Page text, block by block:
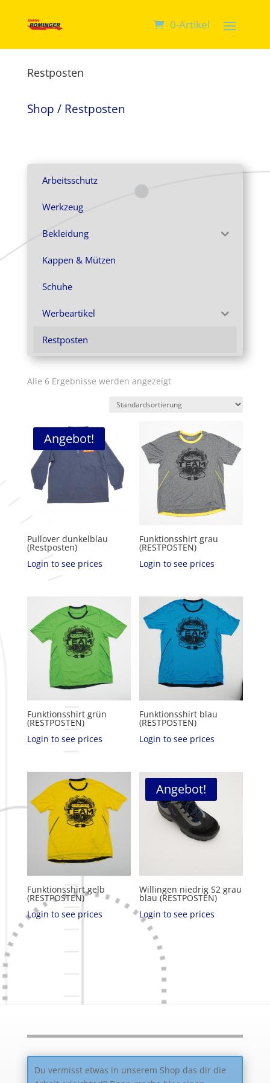
0-Artikel
Restposten
Shop / Restposten
Arbeitsschutz
Werkzeug
Bekleidung
Kappen & Mützen
Schuhe
Werbeartikel
Restposten
Alle 6 Ergebnisse werden angezeigt
Angebot!
Pullover dunkelblau
(Restposten)
Login to see prices
Funktionsshirt grau
(RESTPOSTEN)
Login to see prices
Funktionsshirt grün
(RESTPOSTEN)
Login to see prices
Funktionsshirt blau
(RESTPOSTEN)
Login to see prices
Funktionsshirt gelb
(RESTPOSTEN)
Login to see prices
Angebot!
Willingen niedrig S2 grau
blau (RESTPOSTEN)
Login to see prices
Du vermisst etwas in unserem Shop das dir die